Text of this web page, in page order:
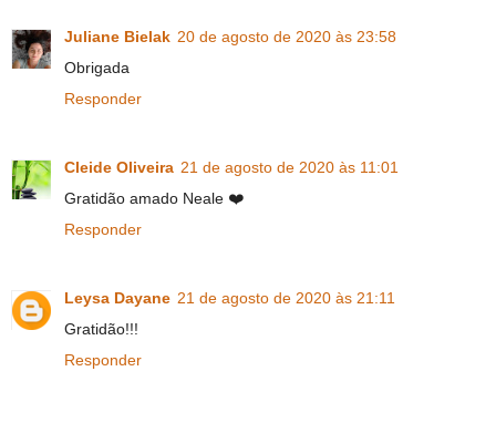
Juliane Bielak 20 de agosto de 2020 às 23:58
Obrigada
Responder
Cleide Oliveira 21 de agosto de 2020 às 11:01
Gratidão amado Neale ❤️️
Responder
Leysa Dayane 21 de agosto de 2020 às 21:11
Gratidão!!!
Responder